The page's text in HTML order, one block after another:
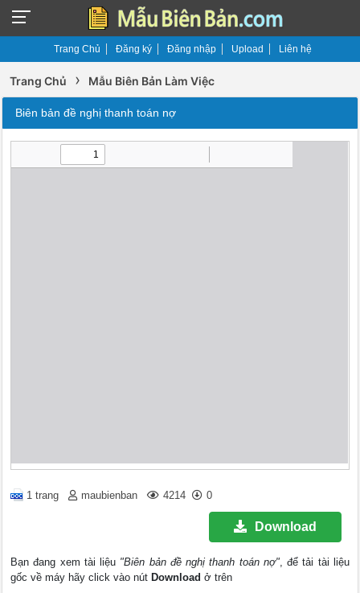
Trang Chủ Đăng ký Đăng nhập Upload Liên hệ
Trang Chủ › Mẫu Biên Bản Làm Việc
Biên bản đề nghị thanh toán nợ
1 trang maubienban 4214 0
Download
Bạn đang xem tài liệu "Biên bản đề nghị thanh toán nợ", để tải tài liệu
gốc về máy hãy click vào nút Download ở trên